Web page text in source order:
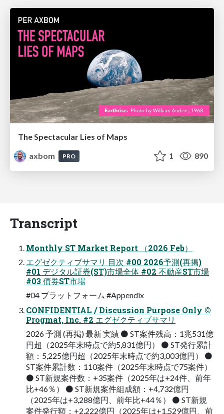
The Spectacular Lies of Maps
axbom
PRO 1 890
Transcript
Monthly ST Market Report （2026 Feb）
エグゼクティブサマリ 目次 #00 2026予測(再掲)
#01 デジタル証券(ST)市場全体 #02 不動産ST市場
#03 債券ST市場
#04 プラットフォーム #Appendix
CONFIDENTIAL / Discussion Purpose Only ©
Progmat, Inc. #2 エグゼクティブサマリ
2026 予測 (再掲) 最新 実績 ⚫ ST案件残高：1兆531億
円超（2025年末時点で約5,831億円） ⚫ ST発行累計
額：5,225億円超（2025年末時点で約3,003億円） ⚫
ST案件累計数：110案件（2025年末時点で75案件）
⚫ ST新規案件数：+35案件（2025年は+24件、前年
比+46％） ⚫ ST新規案件組成額：+4,732億円
（2025年は+3,288億円、前年比+44％） ⚫ ST新規
案件発行額：+2,222億円（2025年は+1,529億円、前